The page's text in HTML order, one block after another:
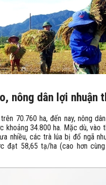
nông dân lợi nhuận
70.760 ha, đến nay, nông
khoảng 34.800 ha. Mặc dù, vào
nhiều, các trà lúa bị đổ ngã
đạt 58,65 tạ/ha (cao hơn